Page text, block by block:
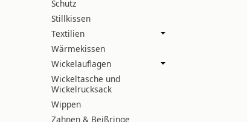
Schutz
Stillkissen
Textilien
Wärmekissen
Wickelauflagen
Wickeltasche und
Wickelrucksack
Wippen
Zahnen & Beißringe